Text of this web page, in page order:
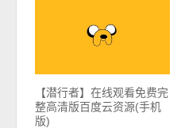
【潜行者】在线观看免费完
整高清版百度云资源(手机
版)